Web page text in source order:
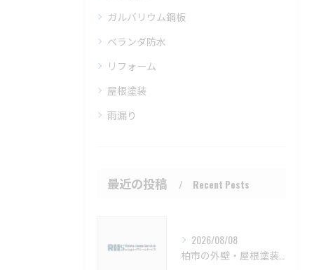
ガルバリウム鋼板
ベランダ防水
リフォーム
屋根塗装
雨漏り
最近の投稿 Recent Posts
2026/08/08